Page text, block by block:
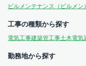
ビルメンテナンス（ビルメン）
工事の種類から探す
電気工事建築管工事土木電気
勤務地から探す